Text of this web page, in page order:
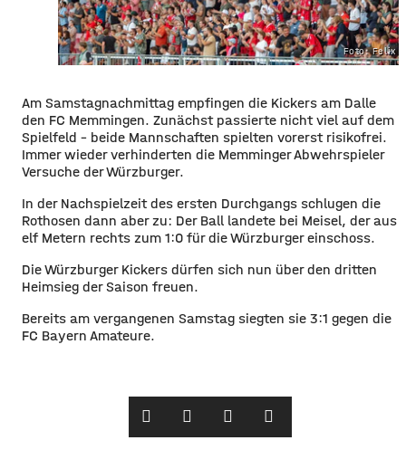
Foto: Felix
Am Samstagnachmittag empfingen die Kickers am Dalle
den FC Memmingen. Zunächst passierte nicht viel auf dem
Spielfeld – beide Mannschaften spielten vorerst risikofrei.
Immer wieder verhinderten die Memminger Abwehrspieler
Versuche der Würzburger.
In der Nachspielzeit des ersten Durchgangs schlugen die
Rothosen dann aber zu: Der Ball landete bei Meisel, der aus
elf Metern rechts zum 1:0 für die Würzburger einschoss.
Die Würzburger Kickers dürfen sich nun über den dritten
Heimsieg der Saison freuen.
Bereits am vergangenen Samstag siegten sie 3:1 gegen die
FC Bayern Amateure.